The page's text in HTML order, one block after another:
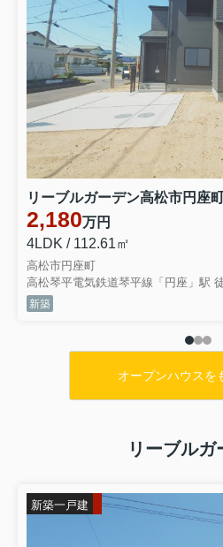
2,180万円
4LDK / 112.61㎡
高松市円座町
高松琴平電気鉄道琴平線「円座」駅
新築
オープンハウスを
リーブルガ
新築一戸建